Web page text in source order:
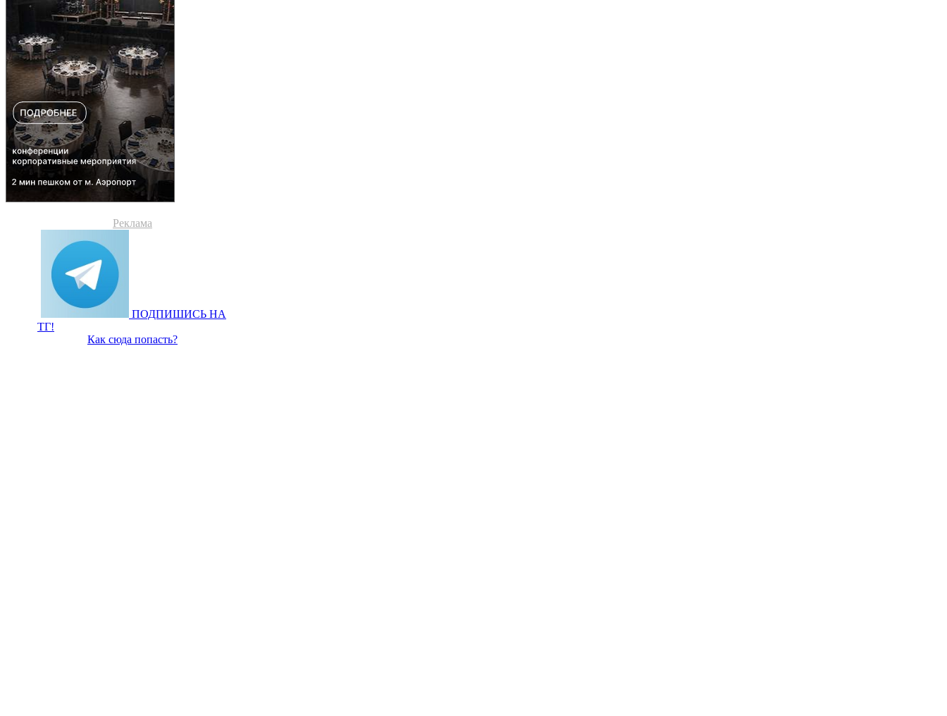
Реклама
ПОДПИШИСЬ НА
ТГ!
Как сюда попасть?